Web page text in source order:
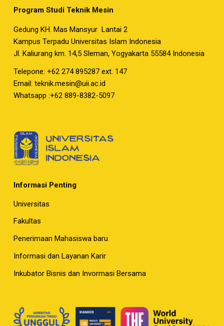
Program Studi Teknik Mesin
Gedung KH. Mas Mansyur Lantai 2
Kampus Terpadu Universitas Islam Indonesia
Jl. Kaliurang km. 14,5 Sleman, Yogyakarta 55584 Indonesia
Telepone: +62 274 895287 ext. 147
Email: teknik.mesin@uii.ac.id
Whatsapp :+62 889-8382-5097
Informasi Penting
Universitas
Fakultas
Penerimaan Mahasiswa baru
Informasi dan Layanan Karir
Inkubator Bisnis dan Invormasi Bersama